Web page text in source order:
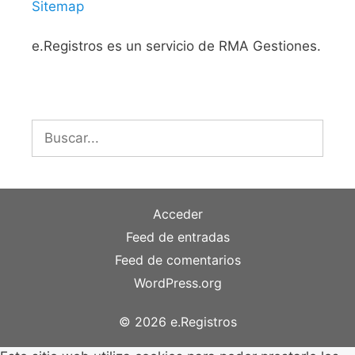
Sitemap
e.Registros es un servicio de RMA Gestiones.
Acceder
Feed de entradas
Feed de comentarios
WordPress.org
© 2026 e.Registros